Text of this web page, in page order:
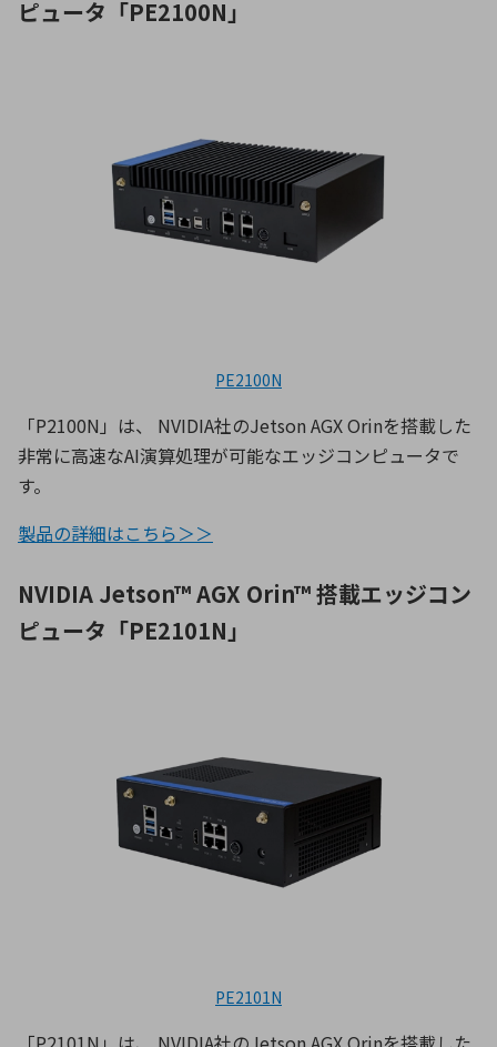
ピュータ「PE2100N」
PE2100N
「P2100N」は、 NVIDIA社のJetson AGX Orinを搭載した
非常に高速なAI演算処理が可能なエッジコンピュータで
す。
製品の詳細はこちら＞＞
NVIDIA Jetson™ AGX Orin™ 搭載エッジコン
ピュータ「PE2101N」
PE2101N